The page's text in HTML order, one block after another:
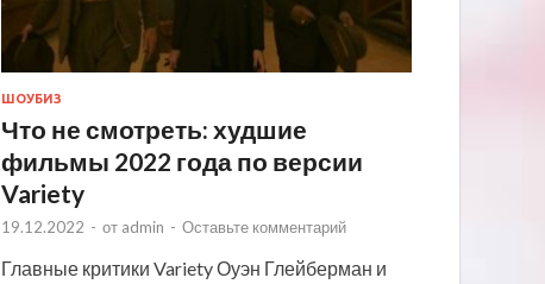
ШОУБИЗ
Что не смотреть: худшие
фильмы 2022 года по версии
Variety
19.12.2022 - от admin - Оставьте комментарий
Главные критики Variety Оуэн Глейберман и